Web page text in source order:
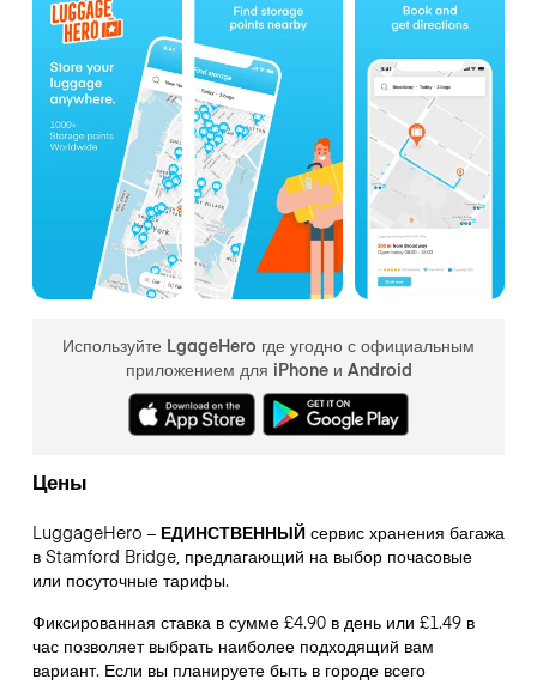
Используйте LgageHero где угодно с официальным
приложением для iPhone и Android
Цены
LuggageHero – ЕДИНСТВЕННЫЙсервис хранения багажа
в Stamford Bridge, предлагающий на выбор почасовые
или посуточные тарифы.
Фиксированная ставка в сумме £4.90 в день или £1.49 в
час позволяет выбрать наиболее подходящий вам
вариант. Если вы планируете быть в городе всего